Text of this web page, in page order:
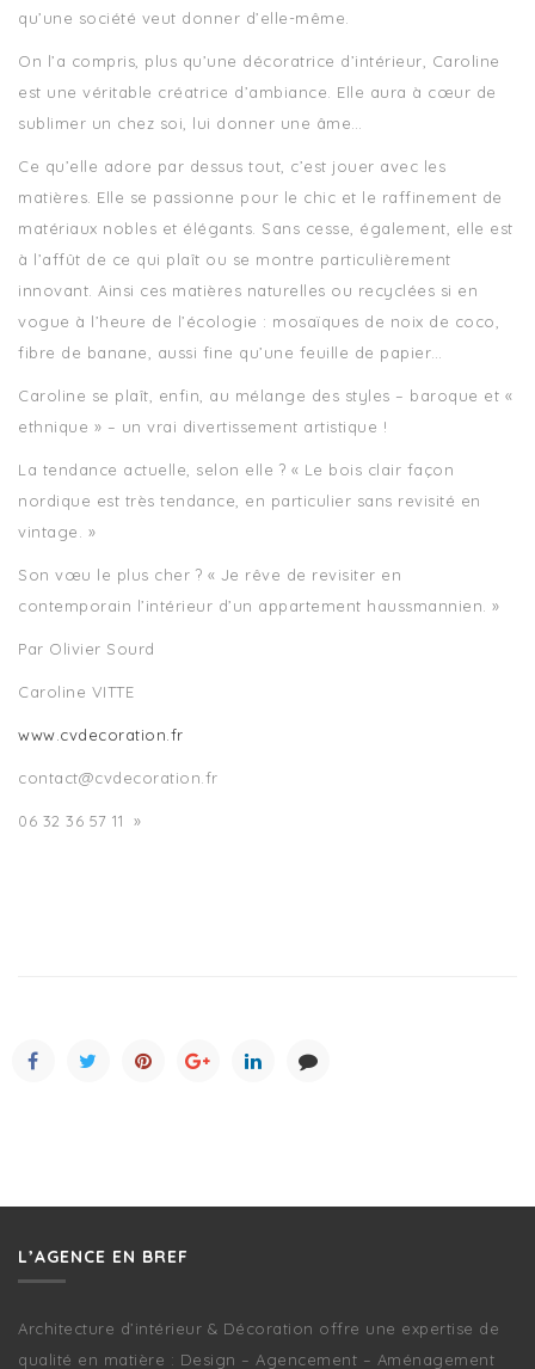
qu’une société veut donner d’elle-même.
On l’a compris, plus qu’une décoratrice d’intérieur, Caroline
est une véritable créatrice d’ambiance. Elle aura à cœur de
sublimer un chez soi, lui donner une âme…
Ce qu’elle adore par dessus tout, c’est jouer avec les
matières. Elle se passionne pour le chic et le raffinement de
matériaux nobles et élégants. Sans cesse, également, elle est
à l’affût de ce qui plaît ou se montre particulièrement
innovant. Ainsi ces matières naturelles ou recyclées si en
vogue à l’heure de l’écologie : mosaïques de noix de coco,
fibre de banane, aussi fine qu’une feuille de papier…
Caroline se plaît, enfin, au mélange des styles – baroque et «
ethnique » – un vrai divertissement artistique !
La tendance actuelle, selon elle ? « Le bois clair façon
nordique est très tendance, en particulier sans revisité en
vintage. »
Son vœu le plus cher ? « Je rêve de revisiter en
contemporain l’intérieur d’un appartement haussmannien. »
Par Olivier Sourd
Caroline VITTE
www.cvdecoration.fr
contact@cvdecoration.fr
06 32 36 57 11 »
L’AGENCE EN BREF
Architecture d’intérieur & Décoration offre une expertise de
qualité en matière : Design – Agencement – Aménagement